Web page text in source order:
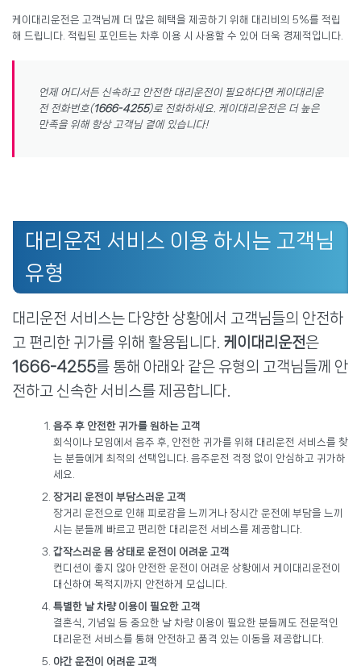
케이대리운전은 고객님께 더 많은 혜택을 제공하기 위해 대리비의 5%를 적립
해 드립니다. 적립된 포인트는 차후 이용 시 사용할 수 있어 더욱 경제적입니다.
언제 어디서든 신속하고 안전한 대리운전이 필요하다면 케이대리운
전 전화번호(1666-4255)로 전화하세요. 케이대리운전은 더 높은
만족을 위해 항상 고객님 곁에 있습니다!
대리운전 서비스 이용 하시는 고객님
유형
대리운전 서비스는 다양한 상황에서 고객님들의 안전하
고 편리한 귀가를 위해 활용됩니다. 케이대리운전은
1666-4255를 통해 아래와 같은 유형의 고객님들께 안
전하고 신속한 서비스를 제공합니다.
음주 후 안전한 귀가를 원하는 고객
회식이나 모임에서 음주 후, 안전한 귀가를 위해 대리운전 서비스를 찾
는 분들에게 최적의 선택입니다. 음주운전 걱정 없이 안심하고 귀가하
세요.
장거리 운전이 부담스러운 고객
장거리 운전으로 인해 피로감을 느끼거나 장시간 운전에 부담을 느끼
시는 분들께 빠르고 편리한 대리운전 서비스를 제공합니다.
갑작스러운 몸 상태로 운전이 어려운 고객
컨디션이 좋지 않아 안전한 운전이 어려운 상황에서 케이대리운전이
대신하여 목적지까지 안전하게 모십니다.
특별한 날 차량 이용이 필요한 고객
결혼식, 기념일 등 중요한 날 차량 이용이 필요한 분들께도 전문적인
대리운전 서비스를 통해 안전하고 품격 있는 이동을 제공합니다.
야간 운전이 어려운 고객